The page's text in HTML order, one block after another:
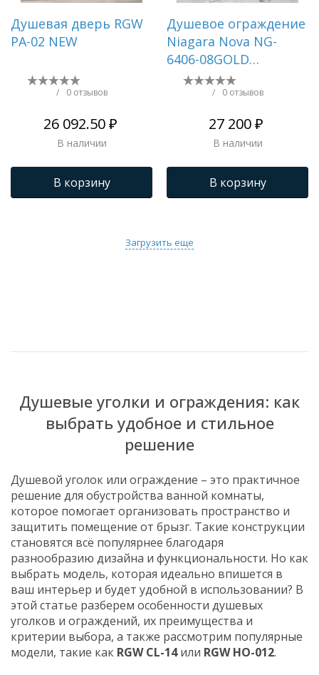
Душевая дверь RGW
PA-02 NEW
/ 0 отзывов
26 092.50 ₽
В наличии
В корзину
Душевое ограждение
Niagara Nova NG-
6406-08GOLD
(90х90х195) четверть
круга,золото,двери
прозрачное,1 место
/ 0 отзывов
27 200 ₽
В наличии
В корзину
Загрузить еще
Душевые уголки и ограждения: как
выбрать удобное и стильное
решение
Душевой уголок или ограждение – это практичное
решение для обустройства ванной комнаты,
которое помогает организовать пространство и
защитить помещение от брызг. Такие конструкции
становятся всё популярнее благодаря
разнообразию дизайна и функциональности. Но как
выбрать модель, которая идеально впишется в
ваш интерьер и будет удобной в использовании? В
этой статье разберем особенности душевых
уголков и ограждений, их преимущества и
критерии выбора, а также рассмотрим популярные
модели, такие как RGW CL-14или RGW HO-012.